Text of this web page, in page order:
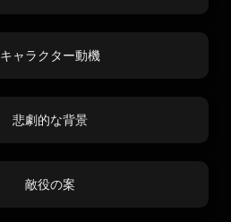
キャラクター動機
悲劇的な背景
敵役の案